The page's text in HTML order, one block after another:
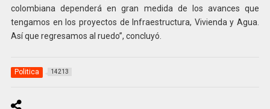
colombiana dependerá en gran medida de los avances que
tengamos en los proyectos de Infraestructura, Vivienda y Agua.
Así que regresamos al ruedo”, concluyó.
Politica 14213